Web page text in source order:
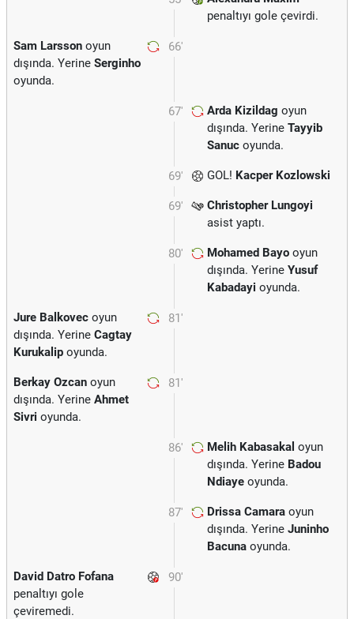
penaltıyı gole çevirdi.
66'
Sam Larsson oyun
dışında. Yerine Serginho
oyunda.
67' Arda Kizildag oyun
dışında. Yerine Tayyib
Sanuc oyunda.
69' GOL! Kacper Kozlowski
69'
Christopher Lungoyi
asist yaptı.
80' Mohamed Bayo oyun
dışında. Yerine Yusuf
Kabadayi oyunda.
81'
Jure Balkovec oyun
dışında. Yerine Cagtay
Kurukalip oyunda.
81'
Berkay Ozcan oyun
dışında. Yerine Ahmet
Sivri oyunda.
86' Melih Kabasakal oyun
dışında. Yerine Badou
Ndiaye oyunda.
87' Drissa Camara oyun
dışında. Yerine Juninho
Bacuna oyunda.
90'
David Datro Fofana
penaltıyı gole
çeviremedi.